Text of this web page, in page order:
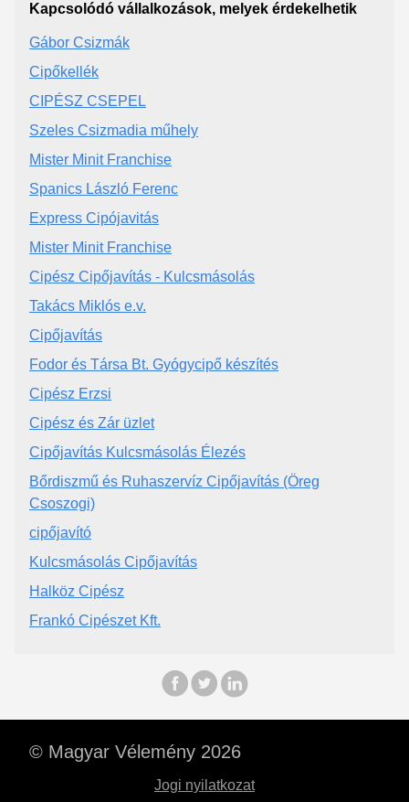
Kapcsolódó vállalkozások, melyek érdekelhetik
Gábor Csizmák
Cipőkellék
CIPÉSZ CSEPEL
Szeles Csizmadia műhely
Mister Minit Franchise
Spanics László Ferenc
Express Cipójavitás
Mister Minit Franchise
Cipész Cipőjavítás - Kulcsmásolás
Takács Miklós e.v.
Cipőjavítás
Fodor és Társa Bt. Gyógycipő készítés
Cipész Erzsi
Cipész és Zár üzlet
Cipőjavítás Kulcsmásolás Élezés
Bőrdiszmű és Ruhaszervíz Cipőjavítás (Öreg
Csoszogi)
cipőjavító
Kulcsmásolás Cipőjavítás
Halköz Cipész
Frankó Cipészet Kft.
© Magyar Vélemény 2026
Jogi nyilatkozat